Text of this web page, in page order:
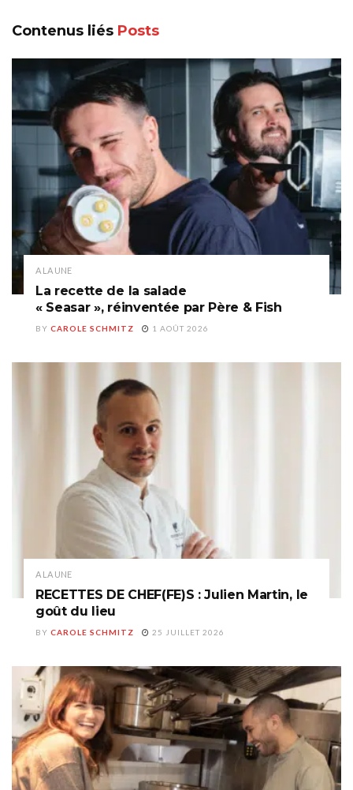
Contenus liés Posts
A LA UNE
La recette de la salade
« Seasar », réinventée par Père & Fish
BY CAROLE SCHMITZ 1 AOÛT 2026
A LA UNE
RECETTES DE CHEF(FE)S : Julien Martin, le
goût du lieu
BY CAROLE SCHMITZ 25 JUILLET 2026